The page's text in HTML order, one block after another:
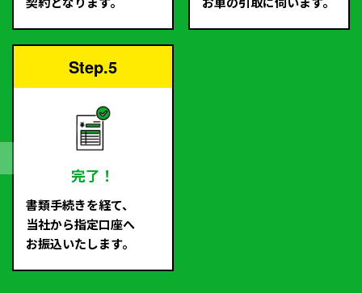
Step.5
完了！
書類手続きを経て、
当社から指定口座へ
お振込いたします。